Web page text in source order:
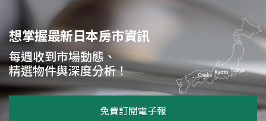
想掌握最新日本房市資訊
每週收到市場動態、
精選物件與深度分析！